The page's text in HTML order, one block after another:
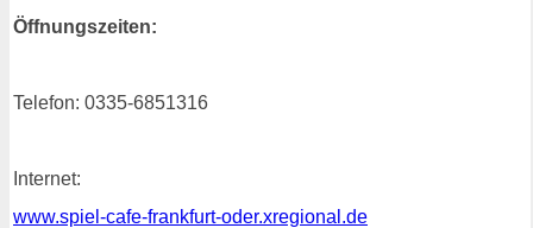
Öffnungszeiten:
Telefon: 0335-6851316
Internet:
www.spiel-cafe-frankfurt-oder.xregional.de